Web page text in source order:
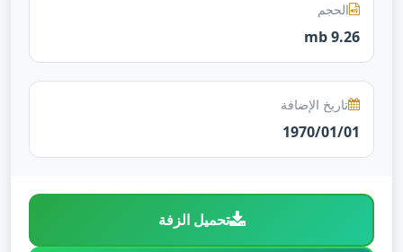
الحجم
9.26 mb
تاريخ الإضافة
1970/01/01
تحميل الزفة